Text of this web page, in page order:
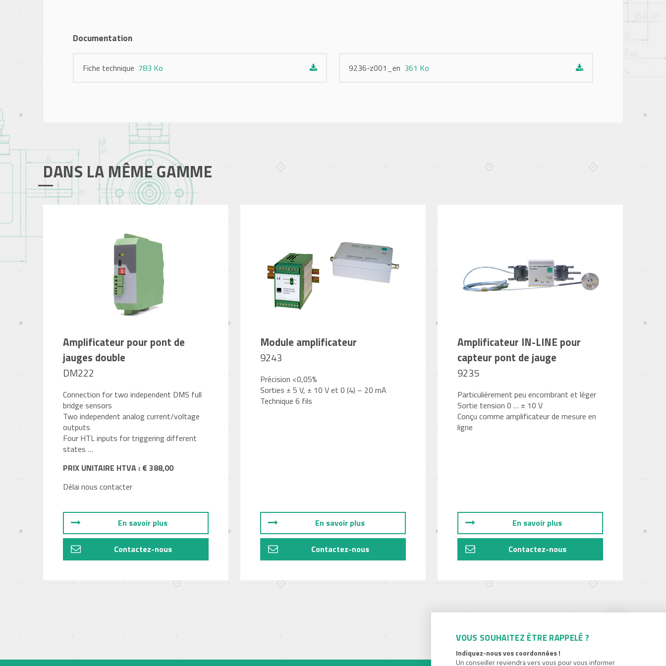
Documentation
Fiche technique 783 Ko 9236-z001_en 361 Ko
DANS LA MÊME GAMME
Amplificateur pour pont de
jauges double
DM222
Connection for two independent DMS full
bridge sensors
Two independent analog current/voltage
outputs
Four HTL inputs for triggering different
states …
PRIX UNITAIRE HTVA : € 388,00
Délai nous contacter
En savoir plus
Contactez-nous
Module amplificateur
9243
Précision <0,05%
Sorties ± 5 V, ± 10 V et 0 (4) – 20 mA
Technique 6 fils
En savoir plus
Contactez-nous
Amplificateur IN-LINE pour
capteur pont de jauge
9235
Particulièrement peu encombrant et léger
Sortie tension 0 … ± 10 V
Conçu comme amplificateur de mesure en
ligne
En savoir plus
Contactez-nous
VOUS SOUHAITEZ ÊTRE RAPPELÉ ?
Indiquez-nous vos coordonnées !
Un conseiller reviendra vers vous pour vous informer